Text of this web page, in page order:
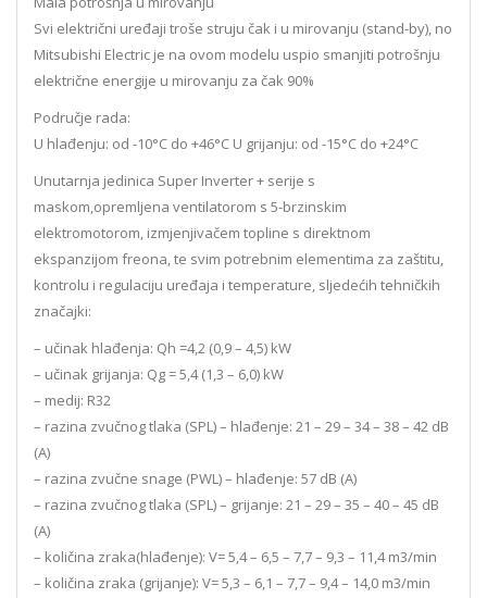
Svi električni uređaji troše struju čak i u mirovanju (stand-by), no
Mitsubishi Electric je na ovom modelu uspio smanjiti potrošnju
električne energije u mirovanju za čak 90%
Područje rada:
U hlađenju: od -10°C do +46°C U grijanju: od -15°C do +24°C
Unutarnja jedinica Super Inverter + serije s
maskom,opremljena ventilatorom s 5-brzinskim
elektromotorom, izmjenjivačem topline s direktnom
ekspanzijom freona, te svim potrebnim elementima za zaštitu,
kontrolu i regulaciju uređaja i temperature, sljedećih tehničkih
značajki:
– učinak hlađenja: Qh =4,2 (0,9 – 4,5) kW
– učinak grijanja: Qg = 5,4 (1,3 – 6,0) kW
– medij: R32
– razina zvučnog tlaka (SPL) – hlađenje: 21 – 29 – 34 – 38 – 42 dB
(A)
– razina zvučne snage (PWL) – hlađenje: 57 dB (A)
– razina zvučnog tlaka (SPL) – grijanje: 21 – 29 – 35 – 40 – 45 dB
(A)
– količina zraka(hlađenje): V= 5,4 – 6,5 – 7,7 – 9,3 – 11,4 m3/min
– količina zraka (grijanje): V= 5,3 – 6,1 – 7,7 – 9,4 – 14,0 m3/min